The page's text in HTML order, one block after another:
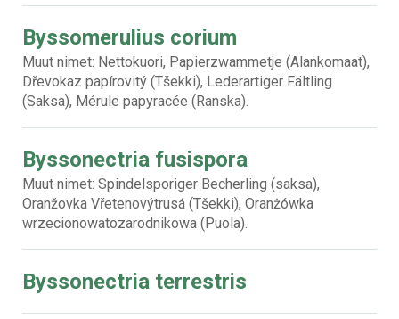
Byssomerulius corium
Muut nimet: Nettokuori, Papierzwammetje (Alankomaat),
Dřevokaz papírovitý (Tšekki), Lederartiger Fältling
(Saksa), Mérule papyracée (Ranska).
Byssonectria fusispora
Muut nimet: Spindelsporiger Becherling (saksa),
Oranžovka Vřetenovýtrusá (Tšekki), Oranżówka
wrzecionowatozarodnikowa (Puola).
Byssonectria terrestris